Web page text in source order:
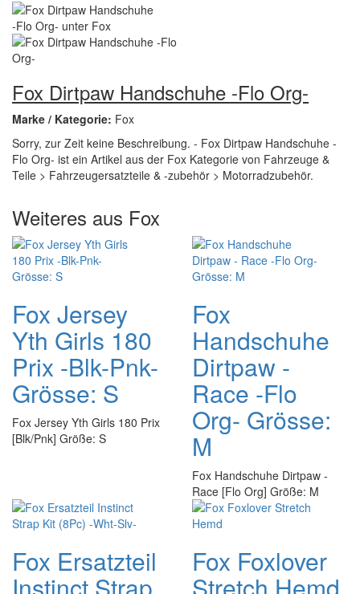
Fox Dirtpaw Handschuhe -Flo Org-
Marke / Kategorie: Fox
Sorry, zur Zeit keine Beschreibung. - Fox Dirtpaw Handschuhe -
Flo Org- ist ein Artikel aus der Fox Kategorie von Fahrzeuge &
Teile > Fahrzeugersatzteile & -zubehör > Motorradzubehör.
Weiteres aus Fox
Fox Jersey
Yth Girls 180
Prix -Blk-Pnk-
Grösse: S
Fox Jersey Yth Girls 180 Prix
[Blk/Pnk] Größe: S
Fox
Handschuhe
Dirtpaw -
Race -Flo
Org- Grösse:
M
Fox Handschuhe Dirtpaw -
Race [Flo Org] Größe: M
Fox Ersatzteil Fox Foxlover